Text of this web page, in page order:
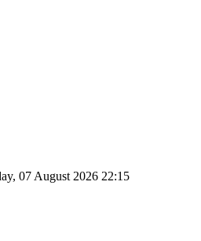
07 August 2026 22:15